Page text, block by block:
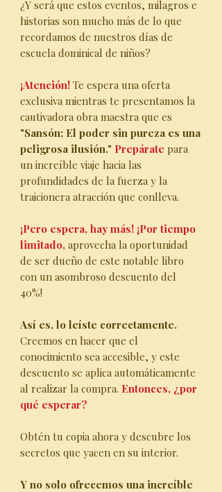
¿Y será que estos eventos, milagros e
historias son mucho más de lo que
recordamos de nuestros días de
escuela dominical de niños?
¡Atención! Te espera una oferta
exclusiva mientras te presentamos la
cautivadora obra maestra que es
"Sansón: El poder sin pureza es una
peligrosa ilusión." Prepárate para
un increíble viaje hacia las
profundidades de la fuerza y la
traicionera atracción que conlleva.
¡Pero espera, hay más! ¡Por tiempo
limitado, aprovecha la oportunidad
de ser dueño de este notable libro
con un asombroso descuento del
40%!
Así es, lo leíste correctamente.
Creemos en hacer que el
conocimiento sea accesible, y este
descuento se aplica automáticamente
al realizar la compra. Entonces, ¿por
qué esperar?
Obtén tu copia ahora y descubre los
secretos que yacen en su interior.
Y no solo ofrecemos una increíble